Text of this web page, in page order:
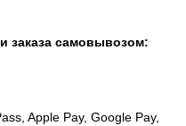
заказа самовывозом:
Apple Pay, Google Pay,